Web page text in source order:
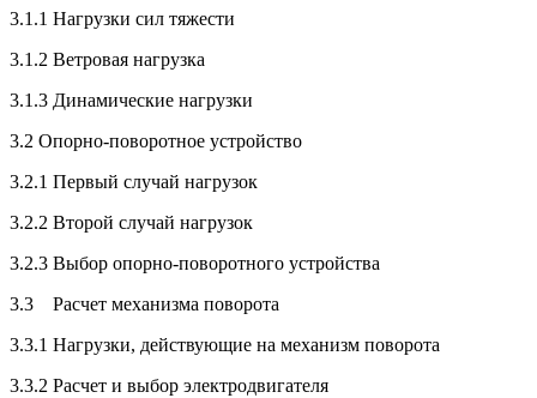
3.1.1 Нагрузки сил тяжести
3.1.2 Ветровая нагрузка
3.1.3 Динамические нагрузки
3.2 Опорно-поворотное устройство
3.2.1 Первый случай нагрузок
3.2.2 Второй случай нагрузок
3.2.3 Выбор опорно-поворотного устройства
3.3 Расчет механизма поворота
3.3.1 Нагрузки, действующие на механизм поворота
3.3.2 Расчет и выбор электродвигателя